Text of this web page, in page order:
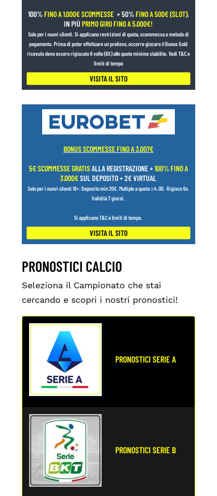
100%FINO A 1.000€ SCOMMESSE + 50%FINO A 500€ (SLOT).
IN PIÙPRIMO GIRO FINO A 5.000€!
Solo per i nuovi clienti. Si applicano restrizioni di quota, scommessa e metodo di
pagamento. Prima di poter effettuare un prelievo, occorre giocare il Bonus Gold
ricevuto deve essere rigiocato 6 volte (6X) alle quote minime stabilite. Vedi T&C e
limiti di tempo
VISITA IL SITO
BONUS SCOMMESSE FINO A 3.007€
5€ SCOMMESSE GRATISALLA REGISTRAZIONE +100% FINO A
3.000€SUL DEPOSITO + 2€ VIRTUAL
Solo per i nuovi clienti 18+. Deposito min 20€. Multiple a quota ≥4.00. Rigioco 6x.
Validità 7 giorni.
Si applicano T&C e limiti di tempo.
VISITA IL SITO
PRONOSTICI CALCIO
Seleziona il Campionato che stai
cercando e scopri i nostri pronostici!
PRONOSTICI SERIE A
PRONOSTICI SERIE B